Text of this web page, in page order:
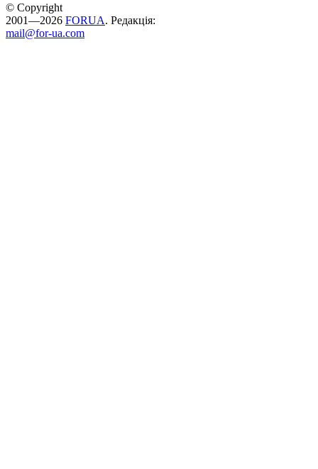
© Copyright
2001—2026 FORUA. Редакція:
mail@for-ua.com